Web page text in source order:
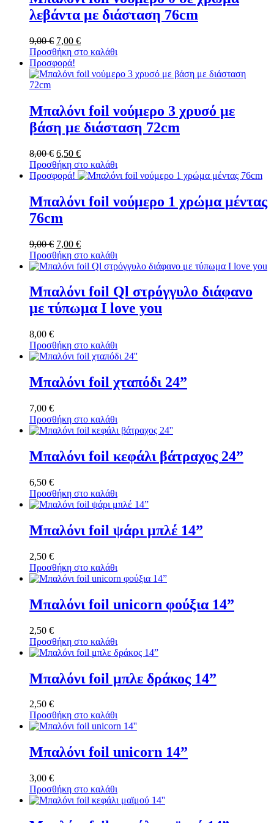
λεβάντα με διάσταση 76cm
9,00€ Original
price
was:
9,00 €.
7,00 €
τρέχουσα
είναι:
Προσθήκη στο καλάθι
Προσφορά!
Μπαλόνι foil νούμερο 3 χρυσό με
βάση με διάσταση 72cm
8,00€ Original
price
was:
6,50 €
τρέχουσα
τιμή
6,50 €.
Προσθήκη στο καλάθι
Προσφορά!
Μπαλόνι foil νούμερο 1 χρώμα μέντας
76cm
9,00€ Original
price
was:
7,00 €
τρέχουσα
τιμή
7,00 €.
Προσθήκη στο καλάθι
Μπαλόνι foil Ql στρόγγυλο διάφανο
με τύπωμα I love you
8,00 €
Προσθήκη στο καλάθι
Μπαλόνι foil χταπόδι 24”
7,00 €
Προσθήκη στο καλάθι
Μπαλόνι foil κεφάλι βάτραχος 24”
6,50 €
Προσθήκη στο καλάθι
Μπαλόνι foil ψάρι μπλέ 14”
2,50 €
Προσθήκη στο καλάθι
Μπαλόνι foil unicorn φούξια 14”
2,50 €
Προσθήκη στο καλάθι
Μπαλόνι foil μπλε δράκος 14”
2,50 €
Προσθήκη στο καλάθι
Μπαλόνι foil unicorn 14”
3,00 €
Προσθήκη στο καλάθι